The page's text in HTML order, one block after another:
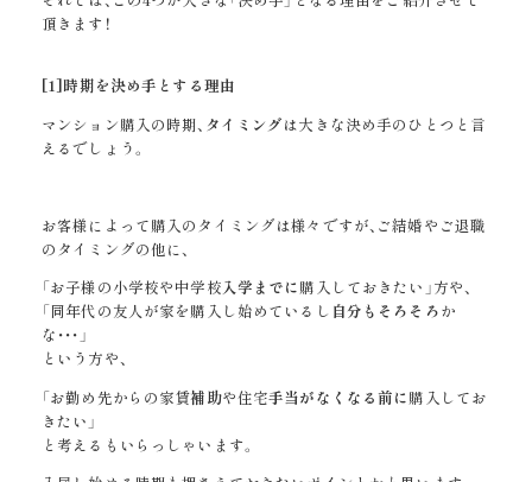
頂きます！
[1]時期を決め手とする理由
マンション購入の時期、 タイミングは大きな決め手のひとつと言
えるでしょう。
お客様によって購入のタイミングは様々ですが、ご結婚やご退職
のタイミングの他に、
「お子様の小学校や中学校入学までに購入しておきたい」方や、
「同年代の友人が家を購入し始めているし 自分もそろそろか
な・・・」
という方や、
「お勤め先からの家賃補助や住宅手当がなくなる前に購入してお
きたい」
と考えるもいらっしゃいます。